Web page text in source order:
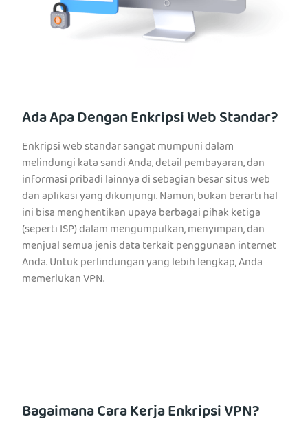
Ada Apa Dengan Enkripsi Web Standar?
Enkripsi web standar sangat mumpuni dalam
melindungi kata sandi Anda, detail pembayaran, dan
informasi pribadi lainnya di sebagian besar situs web
dan aplikasi yang dikunjungi. Namun, bukan berarti hal
ini bisa menghentikan upaya berbagai pihak ketiga
(seperti ISP) dalam mengumpulkan, menyimpan, dan
menjual semua jenis data terkait penggunaan internet
Anda. Untuk perlindungan yang lebih lengkap, Anda
memerlukan VPN.
Bagaimana Cara Kerja Enkripsi VPN?